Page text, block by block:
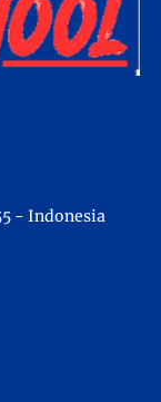
- Indonesia